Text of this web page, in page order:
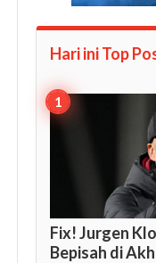
Hari ini Top
Fix! Jurgen
Bepisah di